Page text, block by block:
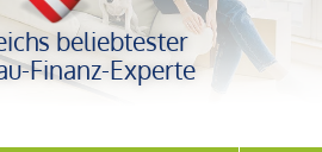
beliebtester
Finanz-Experte